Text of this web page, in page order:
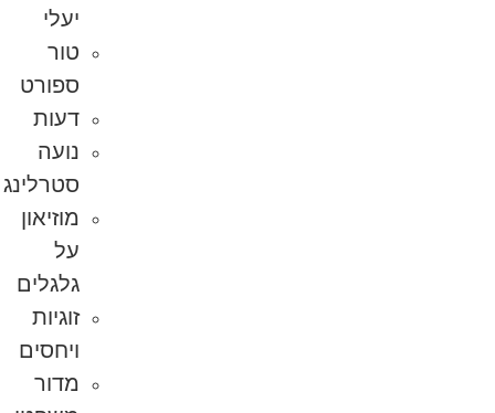
טור
ספורט
דעות
נועה
סטרלינג
מוזיאון
גלגלים
זוגיות
ויחסים
מדור